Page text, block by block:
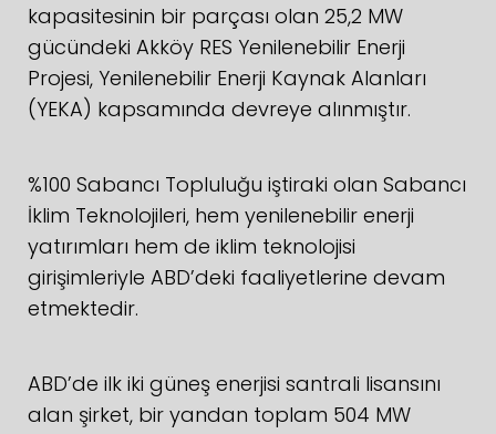
kapasitesinin bir parçası olan 25,2 MW
gücündeki Akköy RES Yenilenebilir Enerji
Projesi, Yenilenebilir Enerji Kaynak Alanları
(YEKA) kapsamında devreye alınmıştır.
%100 Sabancı Topluluğu iştiraki olan Sabancı
İklim Teknolojileri, hem yenilenebilir enerji
yatırımları hem de iklim teknolojisi
girişimleriyle ABD’deki faaliyetlerine devam
etmektedir.
ABD’de ilk iki güneş enerjisi santrali lisansını
alan şirket, bir yandan toplam 504 MW